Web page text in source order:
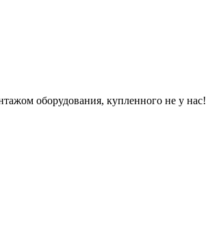
оборудования, купленного не у нас!